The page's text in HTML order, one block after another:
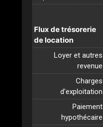
Flux de trésorerie
de location
Loyer et autres
revenue
Charges
d'exploitation
Paiement
hypothécaire